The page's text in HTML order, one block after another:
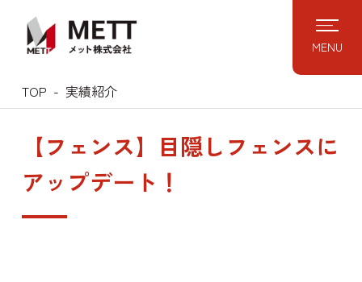
content
MENU
TOP 実績紹介
【フェンス】目隠しフェンスに
アップデート！